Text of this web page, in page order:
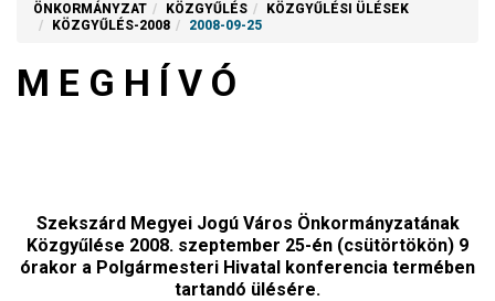
ÖNKORMÁNYZAT KÖZGYŰLÉS
KÖZGYŰLÉSI ÜLÉSEK
KÖZGYŰLÉS-2008
2008-09-25
M E G H Í V Ó
Szekszárd Megyei Jogú Város Önkormányzatának
Közgyűlése 2008. szeptember 25-én (csütörtökön) 9
órakor a Polgármesteri Hivatal konferencia termében
tartandó ülésére.